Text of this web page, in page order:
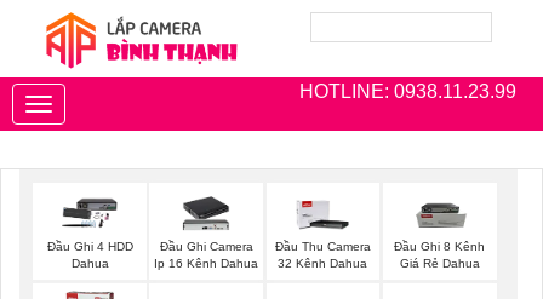
HOTLINE: 0938.11.23.99
Toggle
navigation
Đầu Ghi 4 HDD
Dahua
Đầu Ghi Camera
Ip 16 Kênh Dahua
Đầu Thu Camera
32 Kênh Dahua
Đầu Ghi 8 Kênh
Giá Rẻ Dahua